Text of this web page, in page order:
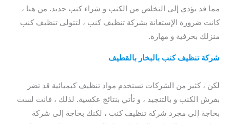
مما قد يؤدي إلى التخلص من الكنب و شراء كنب جديد. من هنا ،
كانت ضرورة الإستعانة بشركة تنظيف كنب ، لتتولى تنظيف كنب
منزلك بحرفية و مهارة.
شركة تنظيف كنب بالبخار بالقطيف
لكن ، كثير من الشركات تستخدم مواد تنظيف كيميائية قد تضر
بفرش الكنب و بالتنجيد ، و تأتي بنتائج عكسية. لذلك ، فانت لست
بحاجة إلى مجرد شركة تنظيف كنب ، لكنك بحاجة إلى شركة